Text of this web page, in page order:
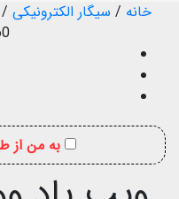
خانه / سیگار الکترونیکی /
Pod System
به من از